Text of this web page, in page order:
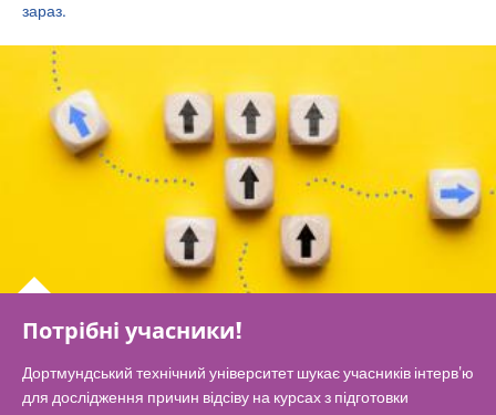
зараз.
Потрібні учасники!
Дортмундський технічний університет шукає учасників інтерв'ю
для дослідження причин відсіву на курсах з підготовки